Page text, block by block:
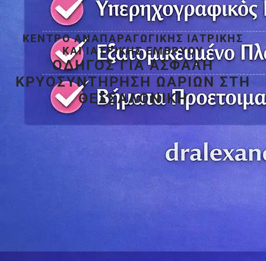
ΚΈΝΤΡΟ ΑΝΑΠΑΡΑΓΩΓΙΚΉΣ ΙΑΤΡΙΚΉΣ
ΚΑΙ ΙΑΤΡΙΚΉΣ ΕΜΒΡΎΟΥ
ΟΔΗΓΌΣ ΓΙΑ ΑΣΦΑΛΉ
ΚΡΥΟΣΥΝΤΉΡΗΣΗ ΩΑΡΊΩΝ ΣΤΗ
ΘΕΣΣΑΛΟΝΊΚΗ